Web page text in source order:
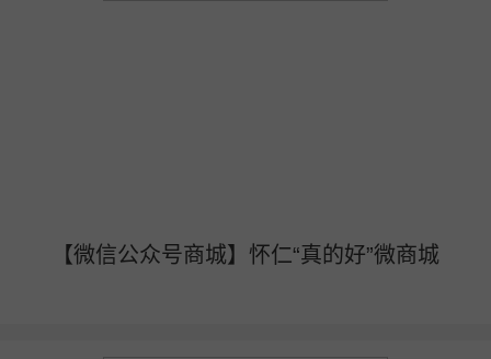
【微信公众号商城】怀仁“真的好”微商城